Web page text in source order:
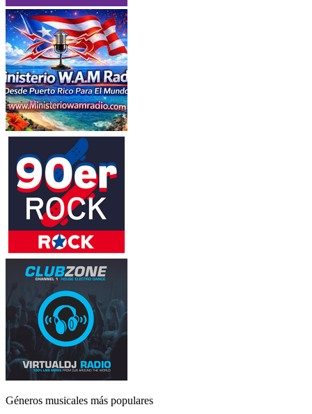
Géneros musicales más populares